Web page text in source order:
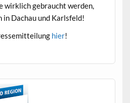
wirk­lich gebraucht wer­den,
in Dachau und Karlsfeld!
hier!